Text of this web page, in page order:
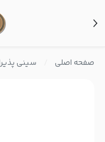
صفحه اصلی سینی